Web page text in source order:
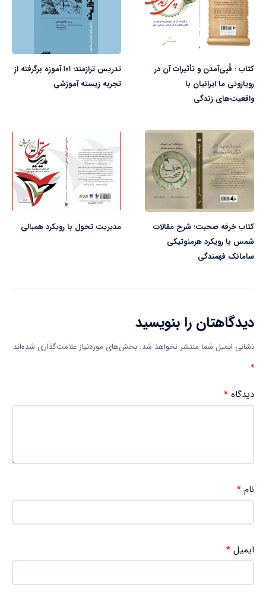
کتاب : قُپی‌آمدن و تأثیرات آن در
رویاروئی ما ایرانیان با
واقعیت‌های زندگی
تدریس ترازمند: ۱۰۱ آموزه برگرفته از
تجربه زیسته آموزشی
کتاب خرقه صحبت: شرح مقالات
شمس با رویکرد هرمنوتیکی
سامانک فهمندگی
مدیریت تحول با رویکرد همبالی
دیدگاهتان را بنویسید
نشانی ایمیل شما منتشر نخواهد شد. بخش‌های موردنیاز علامت‌گذاری شده‌اند
*
دیدگاه *
نام *
ایمیل *